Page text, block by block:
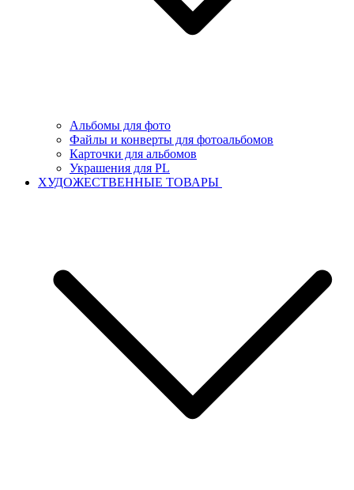
Альбомы для фото
Файлы и конверты для фотоальбомов
Карточки для альбомов
Украшения для PL
ХУДОЖЕСТВЕННЫЕ ТОВАРЫ